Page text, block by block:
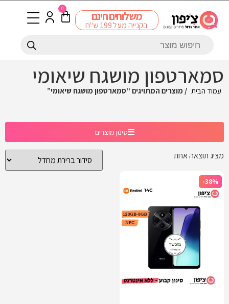
משלוחים חינם
בקנייה מעל 199 ש"ח
0
סמארטפון מושגח שיאומי
עמוד הבית / מוצרים המתויגים “סמארטפון מושגח שיאומי”
סינון מוצרים
מציג תוצאה אחת
-38%